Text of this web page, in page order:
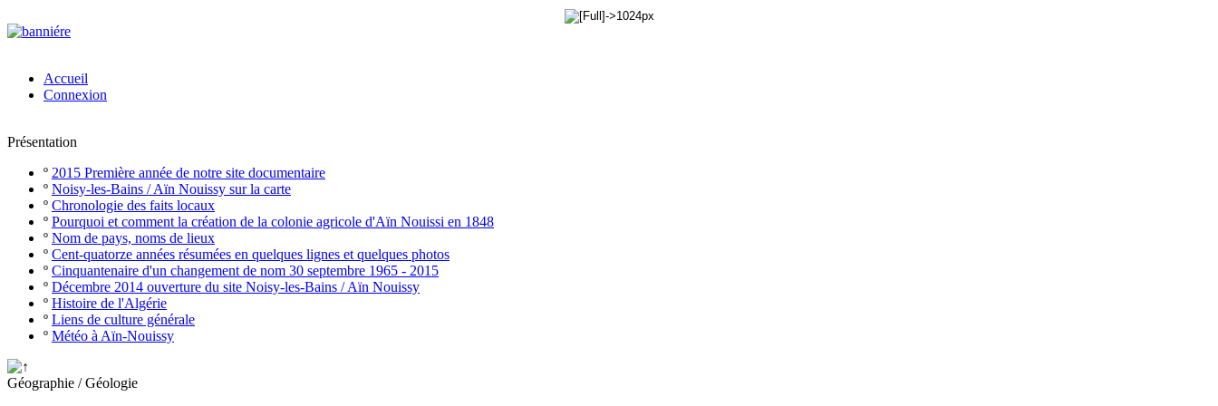
Accueil
Connexion
Présentation
º 2015 Première année de notre site documentaire
º Noisy-les-Bains / Aïn Nouissy sur la carte
º Chronologie des faits locaux
º Pourquoi et comment la création de la colonie agricole d'Aïn Nouissi en 1848
º Nom de pays, noms de lieux
º Cent-quatorze années résumées en quelques lignes et quelques photos
º Cinquantenaire d'un changement de nom 30 septembre 1965 - 2015
º Décembre 2014 ouverture du site Noisy-les-Bains / Aïn Nouissy
º Histoire de l'Algérie
º Liens de culture générale
º Météo à Aïn-Nouissy
Géographie / Géologie